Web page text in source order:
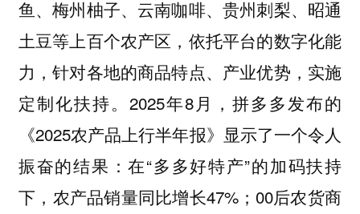
鱼、梅州柚子、云南咖啡、贵州刺梨、昭通
土豆等上百个农产区，依托平台的数字化能
力，针对各地的商品特点、产业优势，实施
定制化扶持。2025年8月，拼多多发布的
《2025农产品上行半年报》显示了一个令人
振奋的结果：在“多多好特产”的加码扶持
下，农产品销量同比增长47%；00后农货商